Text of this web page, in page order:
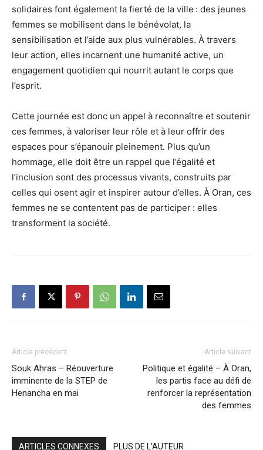
solidaires font également la fierté de la ville : des jeunes
femmes se mobilisent dans le bénévolat, la
sensibilisation et l’aide aux plus vulnérables. À travers
leur action, elles incarnent une humanité active, un
engagement quotidien qui nourrit autant le corps que
l’esprit.
Cette journée est donc un appel à reconnaître et soutenir
ces femmes, à valoriser leur rôle et à leur offrir des
espaces pour s’épanouir pleinement. Plus qu’un
hommage, elle doit être un rappel que l’égalité et
l’inclusion sont des processus vivants, construits par
celles qui osent agir et inspirer autour d’elles. À Oran, ces
femmes ne se contentent pas de participer : elles
transforment la société.
Article précédent
Souk Ahras – Réouverture
imminente de la STEP de
Henancha en mai
Article suivant
Politique et égalité – À Oran,
les partis face au défi de
renforcer la représentation
des femmes
ARTICLES CONNEXES PLUS DE L'AUTEUR